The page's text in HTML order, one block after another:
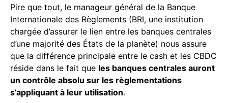
Pire que tout, le manageur général de la Banque
Internationale des Règlements (BRI, une institution
chargée d’assurer le lien entre les banques centrales
d’une majorité des États de la planète) nous assure
que la différence principale entre le cash et les CBDC
réside dans le fait que les banques centrales auront
un contrôle absolu sur les règlementations
s’appliquant à leur utilisation.